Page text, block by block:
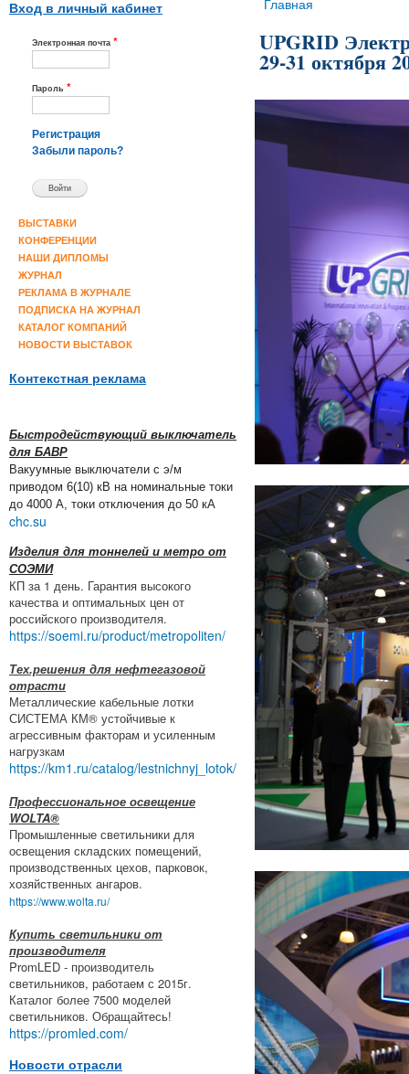
Вход в личный кабинет
Электронная почта *
Пароль *
Регистрация
Забыли пароль?
ВЫСТАВКИ
КОНФЕРЕНЦИИ
НАШИ ДИПЛОМЫ
ЖУРНАЛ
РЕКЛАМА В ЖУРНАЛЕ
ПОДПИСКА НА ЖУРНАЛ
КАТАЛОГ КОМПАНИЙ
НОВОСТИ ВЫСТАВОК
Контекстная реклама
Быстродействующий выключатель
для БАВР
Вакуумные выключатели с э/м
приводом 6(10) кВ на номинальные токи
до 4000 А, токи отключения до 50 кА
chc.su
Изделия для тоннелей и метро от
СОЭМИ
КП за 1 день. Гарантия высокого
качества и оптимальных цен от
российского производителя.
https://soemi.ru/product/metropoliten/
Тех.решения для нефтегазовой
отрасти
Металлические кабельные лотки
СИСТЕМА КМ® устойчивые к
агрессивным факторам и усиленным
нагрузкам
https://km1.ru/catalog/lestnichnyj_lotok/
Профессиональное освещение
WOLTA®
Промышленные светильники для
освещения складских помещений,
производственных цехов, парковок,
хозяйственных ангаров.
https://www.wolta.ru/
Купить светильники от
производителя
PromLED - производитель
светильников, работаем с 2015г.
Каталог более 7500 моделей
светильников. Обращайтесь!
https://promled.com/
Новости отрасли
Вы здесь
Главная
UPGRID
29-31 октября